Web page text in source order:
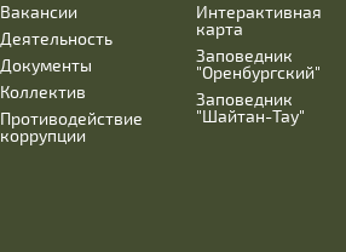
Вакансии
Деятельность
Документы
Коллектив
Противодействие
коррупции
Интерактивная
карта
Заповедник
"Оренбургский"
Заповедник
"Шайтан-Тау"